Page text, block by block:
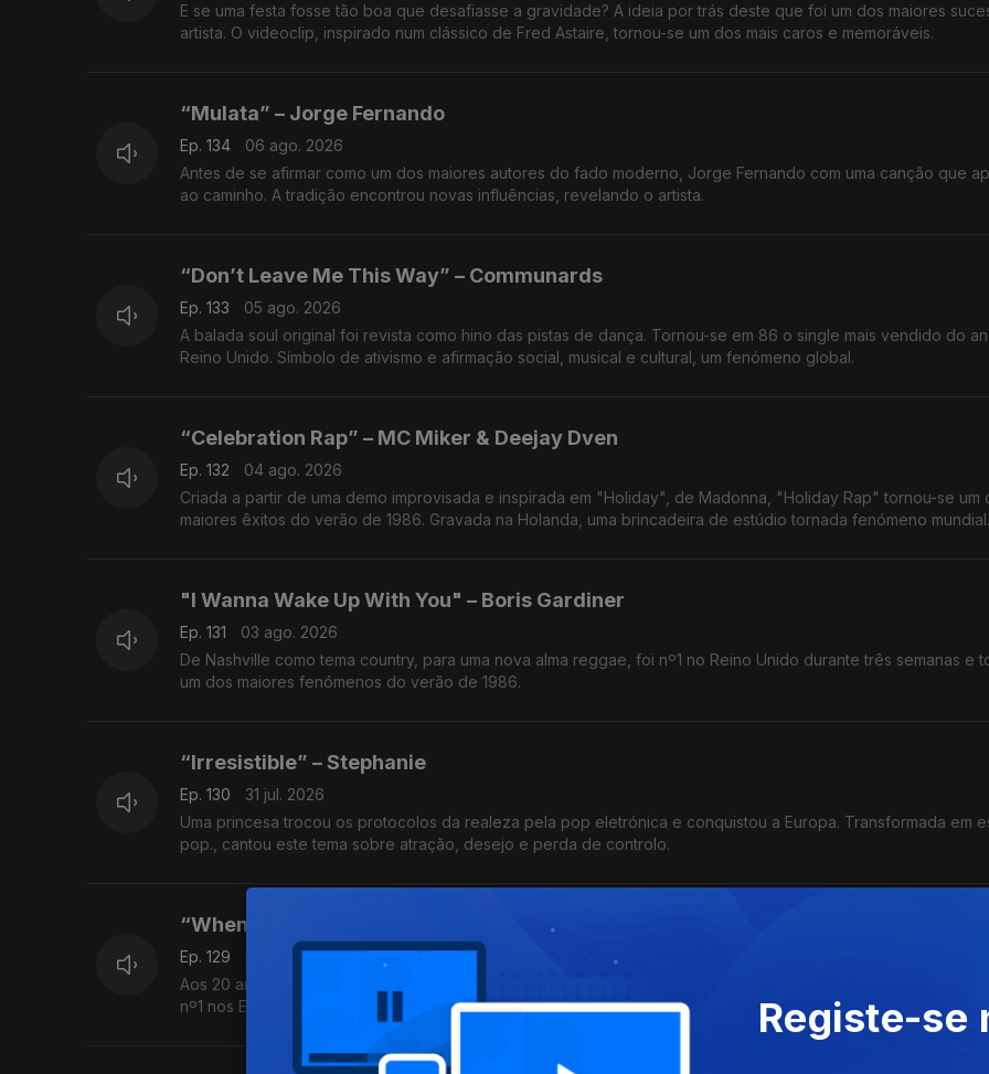
E se uma festa fosse tão boa que desafiasse a gravidade? A ideia por trás deste que foi um dos maiores sucessos do
artista. O videoclip, inspirado num clássico de Fred Astaire, tornou-se um dos mais caros e memoráveis.
“Mulata” – Jorge Fernando
Ep. 134
06 ago. 2026
Antes de se afirmar como um dos maiores autores do fado moderno, Jorge Fernando com uma canção que
ao caminho. A tradição encontrou novas influências, revelando o artista.
“Don’t Leave Me This Way” – Communards
Ep. 133
05 ago. 2026
A balada soul original foi revista como hino das pistas de dança. Tornou-se em 86 o single mais vendido do
Reino Unido. Símbolo de ativismo e afirmação social, musical e cultural, um fenómeno global.
“Celebration Rap” – MC Miker & Deejay Dven
Ep. 132
04 ago. 2026
Criada a partir de uma demo improvisada e inspirada em "Holiday", de Madonna, "Holiday Rap" tornou-se um
maiores êxitos do verão de 1986. Gravada na Holanda, uma brincadeira de estúdio tornada fenómeno mundial.
"I Wanna Wake Up With You" – Boris Gardiner
Ep. 131
03 ago. 2026
De Nashville como tema country, para uma nova alma reggae, foi nº1 no Reino Unido durante três semanas e
um dos maiores fenómenos do verão de 1986.
“Irresistible” – Stephanie
Ep. 130
31 jul. 2026
Uma princesa trocou os protocolos da realeza pela pop eletrónica e conquistou a Europa. Transformada em
pop., cantou este tema sobre atração, desejo e perda de controlo.
“When I Think Of You” – Janet Jackson
Ep. 129
30 jul. 2026
Aos 20 anos, decidiu deixar de ser “a irmã de” e assumir o controlo da própria história. Este tornou-se o seu
nº1 nos EUA e confirmou o nascimento de uma nova estrela da pop.
Registe-se